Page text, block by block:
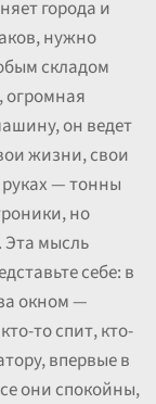
города и
нужно
складом
огромная
он ведет
жизни, свои
— тонны
но
Эта мысль
себе: в
окном —
то спит, кто-
впервые в
они спокойны,